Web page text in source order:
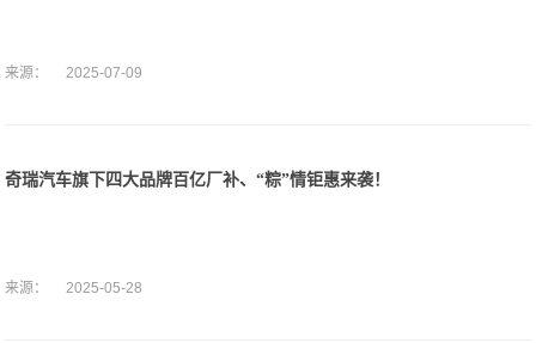
来源： 2025-07-09
奇瑞汽车旗下四大品牌百亿厂补、“粽”情钜惠来袭！
来源： 2025-05-28